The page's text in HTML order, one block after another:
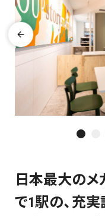
日本最大のメ
で1駅の、充